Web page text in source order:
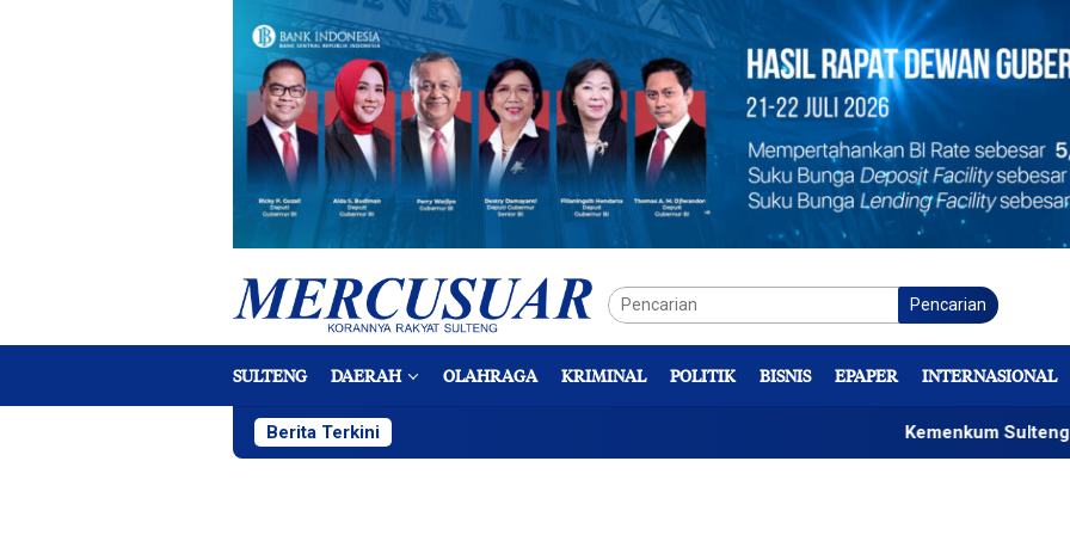
Pencarian
SULTENG DAERAH OLAHRAGA KRIMINAL POLITIK BISNIS EPAPER INTERNASIONAL
Berita Terkini Kemenkum Sulteng